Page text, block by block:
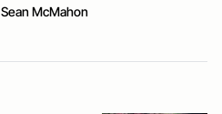
Sean McMahon